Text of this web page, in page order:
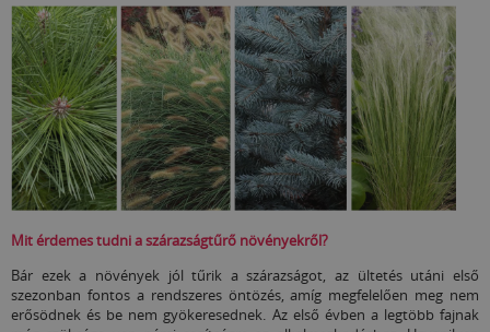
Mit érdemes tudni a szárazságtűrő növényekről?
Bár ezek a növények jól tűrik a szárazságot, az ültetés utáni első
szezonban fontos a rendszeres öntözés, amíg megfelelően meg nem
erősödnek és be nem gyökeresednek. Az első évben a legtöbb fajnak